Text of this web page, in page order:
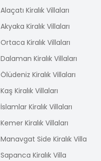
Alaçatı Kiralık Villaları
Akyaka Kiralık Villaları
Ortaca Kiralık Villaları
Dalaman Kiralık Villaları
Ölüdeniz Kiralık Villaları
Kaş Kiralık Villaları
İslamlar Kiralık Villaları
Kemer Kiralık Villaları
Manavgat Side Kiralık Villa
Sapanca Kiralık Villa